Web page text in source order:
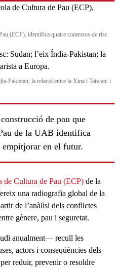
(ECP), identifica quatre contextos de risc.
Pakistan; la relació entre la Xina i Taiwan; i
de pau que
de la UAB identifica
empitjorar en el futur.
de Cultura de Pau (ECP)de la
una radiografia global de la
de l’anàlisi dels conflictes
gènere, pau i seguretat.
anualment— recull les
actors i conseqüències dels
reduir, prevenir o resoldre